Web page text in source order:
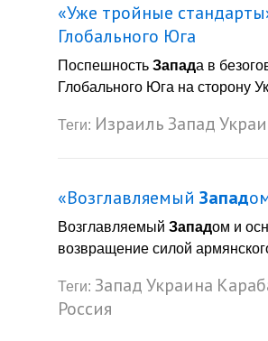
«Уже тройные
Глобального Юга
Поспешность Запада в
Глобального Юга на сторону
Теги: Израиль Запад
«Возглавляемый Запад
Возглавляемый Западом и
возвращение силой
Теги: ЗападУкраина
Россия